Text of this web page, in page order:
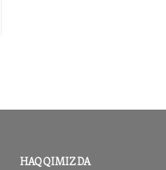
HAQQIMIZDA